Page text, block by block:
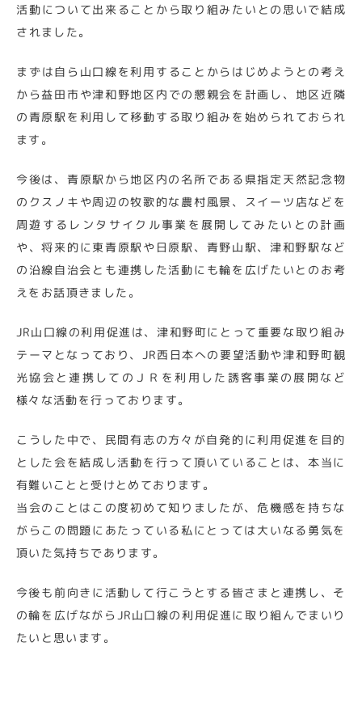
活動について出来ることから取り組みたいとの思いで結成
されました。
まずは自ら山口線を利用することからはじめようとの考え
から益田市や津和野地区内での懇親会を計画し、地区近隣
の青原駅を利用して移動する取り組みを始められておられ
ます。
今後は、青原駅から地区内の名所である県指定天然記念物
のクスノキや周辺の牧歌的な農村風景、スイーツ店などを
周遊するレンタサイクル事業を展開してみたいとの計画
や、将来的に東青原駅や日原駅、青野山駅、津和野駅など
の沿線自治会とも連携した活動にも輪を広げたいとのお考
えをお話頂きました。
JR山口線の利用促進は、津和野町にとって重要な取り組み
テーマとなっており、JR西日本への要望活動や津和野町観
光協会と連携してのＪＲを利用した誘客事業の展開など
様々な活動を行っております。
こうした中で、民間有志の方々が自発的に利用促進を目的
とした会を結成し活動を行って頂いていることは、本当に
有難いことと受けとめております。
当会のことはこの度初めて知りましたが、危機感を持ちな
がらこの問題にあたっている私にとっては大いなる勇気を
頂いた気持ちであります。
今後も前向きに活動して行こうとする皆さまと連携し、そ
の輪を広げながらJR山口線の利用促進に取り組んでまいり
たいと思います。